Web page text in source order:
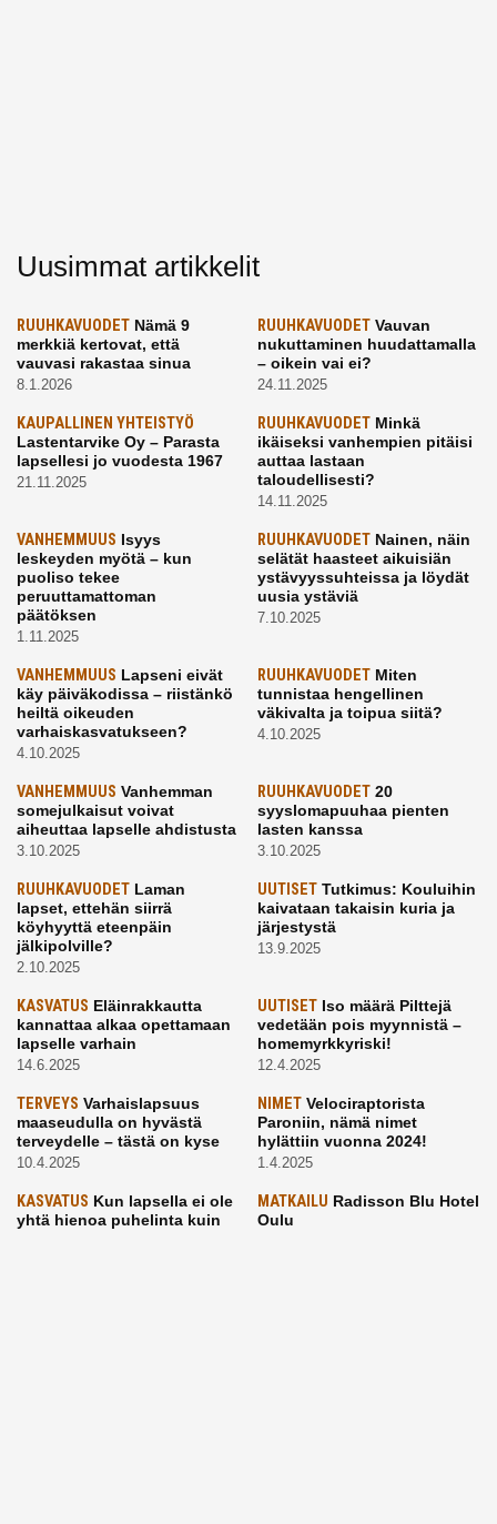
Uusimmat artikkelit
RUUHKAVUODET Nämä 9
merkkiä kertovat, että
vauvasi rakastaa sinua
8.1.2026
RUUHKAVUODETVauvan
nukuttaminen huudattamalla
– oikein vai ei?
24.11.2025
KAUPALLINEN YHTEISTYÖ
Lastentarvike Oy – Parasta
lapsellesi jo vuodesta 1967
21.11.2025
RUUHKAVUODETMinkä
ikäiseksi vanhempien pitäisi
auttaa lastaan
taloudellisesti?
14.11.2025
VANHEMMUUS Isyys
leskeyden myötä – kun
puoliso tekee
peruuttamattoman
päätöksen
1.11.2025
RUUHKAVUODETNainen, näin
selätät haasteet aikuisiän
ystävyyssuhteissa ja löydät
uusia ystäviä
7.10.2025
VANHEMMUUS Lapseni eivät
käy päiväkodissa – riistänkö
heiltä oikeuden
varhaiskasvatukseen?
4.10.2025
RUUHKAVUODETMiten
tunnistaa hengellinen
väkivalta ja toipua siitä?
4.10.2025
VANHEMMUUS Vanhemman
somejulkaisut voivat
aiheuttaa lapselle ahdistusta
3.10.2025
RUUHKAVUODET20
syyslomapuuhaa pienten
lasten kanssa
3.10.2025
RUUHKAVUODET Laman
lapset, ettehän siirrä
köyhyyttä eteenpäin
jälkipolville?
2.10.2025
UUTISETTutkimus: Kouluihin
kaivataan takaisin kuria ja
järjestystä
13.9.2025
KASVATUS Eläinrakkautta
kannattaa alkaa opettamaan
lapselle varhain
14.6.2025
UUTISETIso määrä Pilttejä
vedetään pois myynnistä –
homemyrkkyriski!
12.4.2025
TERVEYS Varhaislapsuus
maaseudulla on hyvästä
terveydelle – tästä on kyse
10.4.2025
NIMETVelociraptorista
Paroniin, nämä nimet
hylättiin vuonna 2024!
1.4.2025
KASVATUS Kun lapsella ei ole
yhtä hienoa puhelinta kuin
MATKAILU Radisson Blu Hotel
Oulu